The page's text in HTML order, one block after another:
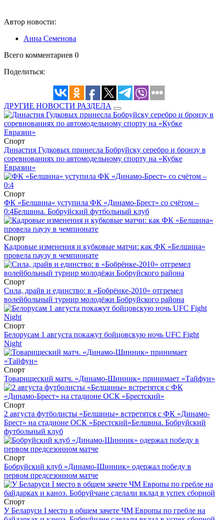
Автор новости:
Анна Семенова
Всего комментариев 0
Поделиться:
ДРУГИЕ НОВОСТИ РАЗДЕЛА
Спорт
Династия Гудковых принесла Бобруйску серебро и бронзу в
соревнованиях по автомодельному спорту на «Кубке
Евразии»
Спорт
ФК «Белшина» уступила ФК «Динамо-Брест» со счётом –
0:4Белшина. Бобруйский футбольный клуб
Спорт
Кадровые изменения и кубковые матчи: как ФК «Белшина»
провела паузу в чемпионате
Спорт
Сила, драйв и единство: в «Бобрёнке-2010» отгремел
волейбольный турнир молодёжи Бобруйского района
Спорт
Белорусам 1 августа покажут бойцовскую ночь UFC Fight
Night
Спорт
Товарищеский матч. «Динамо-Шинник» принимает «Тайфун»
Спорт
2 августа футболисты «Белшины» встретятся с ФК «Динамо-
Брест» на стадионе ОСК «Брестский»Белшина. Бобруйский
футбольный клуб
Спорт
Бобруйский клуб «Динамо-Шинник» одержал победу в
первом предсезонном матче
Спорт
У Беларуси I место в общем зачете ЧМ Европы по гребле на